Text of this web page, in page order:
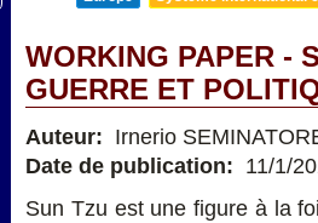
WORKING PAPER -
GUERRE ET
Auteur: Irnerio
Date de publication: 11/1/
Sun Tzu est une figure à la